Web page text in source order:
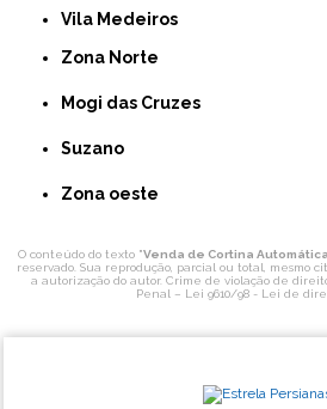
Vila Medeiros
Zona Norte
Mogi das Cruzes
Suzano
Zona oeste
O conteúdo do texto "Venda de Cortina
reservado. Sua reprodução, parcial ou total, mesmo
a autorização do autor. Crime de violação de
Penal – Lei 9610/98 - Lei de